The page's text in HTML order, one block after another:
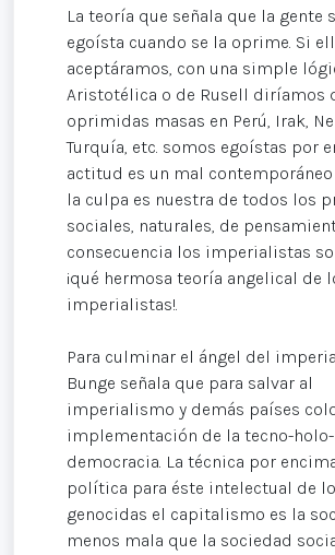
La teoría que señala que la gente
egoísta cuando se la oprime. Si
aceptáramos, con una simple
Aristotélica o de Rusell diríamos
oprimidas masas en Perú, Irak,
Turquía, etc. somos egoístas por
actitud es un mal
la culpa es nuestra de todos los
sociales, naturales, de
consecuencia los imperialistas
¡qué hermosa teoría angelical de
imperialistas!.
Para culminar el ángel del
Bunge señala que para salvar al
imperialismo y demás países
implementación de la tecno-holo-
democracia. La técnica por
política para éste intelectual de
genocidas el capitalismo es la
menos mala que la sociedad